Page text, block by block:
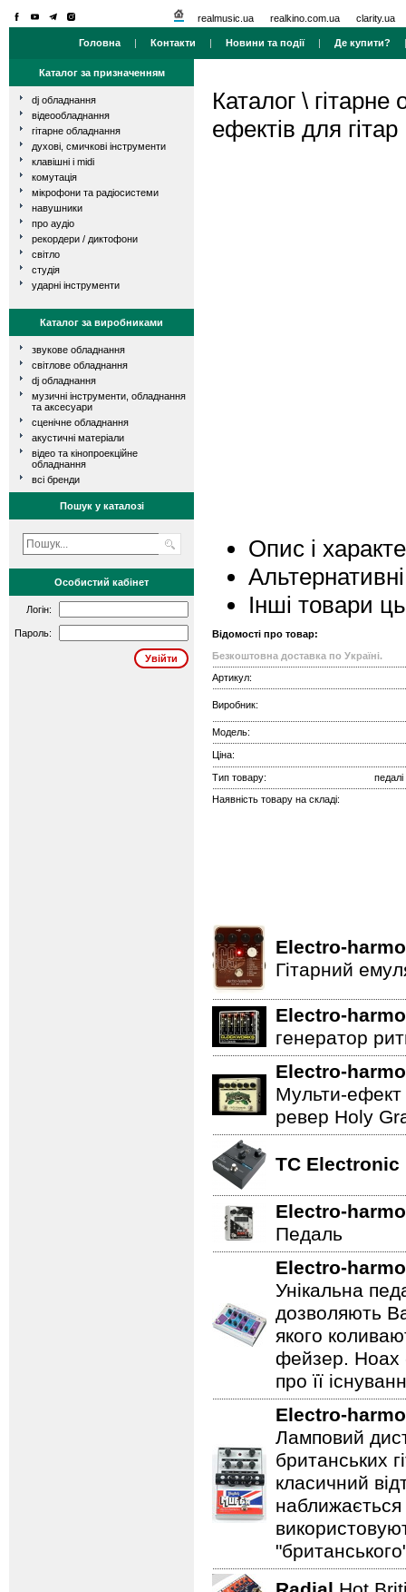
realmusic.ua realkino.com.ua clarity.ua
Головна | Контакти | Новини та події| Де купити?
Каталог за призначенням
dj обладнання
відеообладнання
гітарне обладнання
духові, смичкові інструменти
клавішні і midi
комутація
мікрофони та радіосистеми
навушники
про аудіо
рекордери / диктофони
світло
студія
ударні інструменти
Каталог за виробниками
звукове обладнання
світлове обладнання
dj обладнання
музичні інструменти, обладнання
та аксесуари
сценічне обладнання
акустичні матеріали
відео та кінопроекційне
обладнання
всі бренди
Пошук у каталозі
Особистий кабінет
Логін:
Пароль:
Каталог \ гітарне
ефектів для гітар
Опис і
Інші товари
Відомості про товар:
Безкоштовна доставка по Україні.
Артикул:
Виробник:
Модель:
Ціна:
Тип товару:
педалі
Наявність товару на складі:
Electro-
Гітарний
Electro-
генератор
Electro-
Мульти-ефект
ревер Holy
TC Electronic
Electro-
Педаль
Electro-
Унікальна
дозволяють
якого
фейзер. Hoax
про її
Electro-
Ламповий
британських
класичний